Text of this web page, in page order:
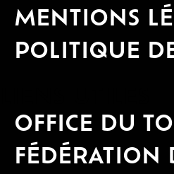
MENTIONS
POLITIQUE
OFFICE DU
FÉDÉRATION